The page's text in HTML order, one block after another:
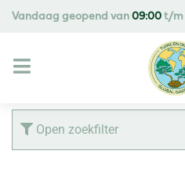
Vandaag geopend van 09:00 t/m
Open zoekfilter